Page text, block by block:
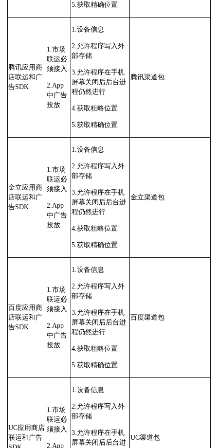
5.获取精确位置
腾讯应用商
店联运和广
告SDK
1.市场
联运必
须接入
2.App
中广告
投放
1.设备信息
2.允许程序写入外
部存储
3.允许程序在手机
屏幕关闭后后台进
程仍然进行
4.获取粗略位置
5.获取精确位置
腾讯渠道包
金立应用商
店联运和广
告SDK
1.市场
联运必
须接入
2.App
中广告
投放
1.设备信息
2.允许程序写入外
部存储
3.允许程序在手机
屏幕关闭后后台进
程仍然进行
4.获取粗略位置
5.获取精确位置
金立渠道包
百度应用商
店联运和广
告SDK
1.市场
联运必
须接入
2.App
中广告
投放
1.设备信息
2.允许程序写入外
部存储
3.允许程序在手机
屏幕关闭后后台进
程仍然进行
4.获取粗略位置
5.获取精确位置
百度渠道包
UC应用商店
联运和广告
1.市场
联运必
须接入
2.App
1.设备信息
2.允许程序写入外
部存储
3.允许程序在手机
屏幕关闭后后台进
UC渠道包